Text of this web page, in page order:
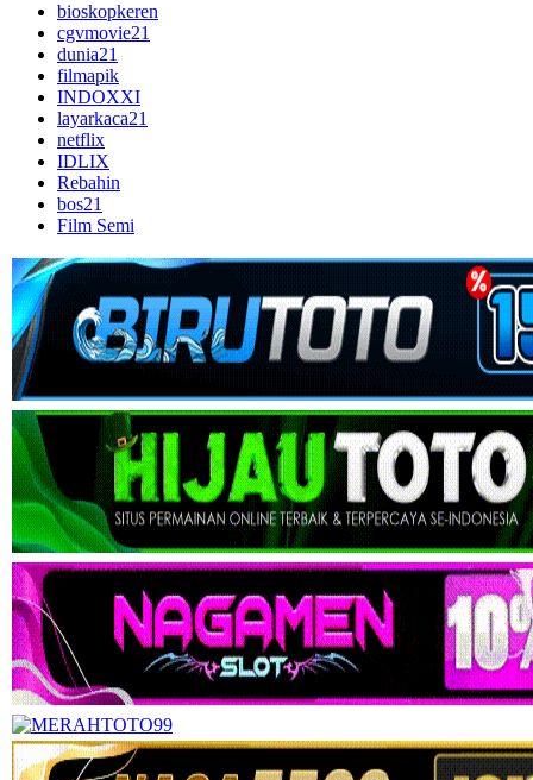
bioskopkeren
cgvmovie21
dunia21
filmapik
INDOXXI
layarkaca21
netflix
IDLIX
Rebahin
bos21
Film Semi